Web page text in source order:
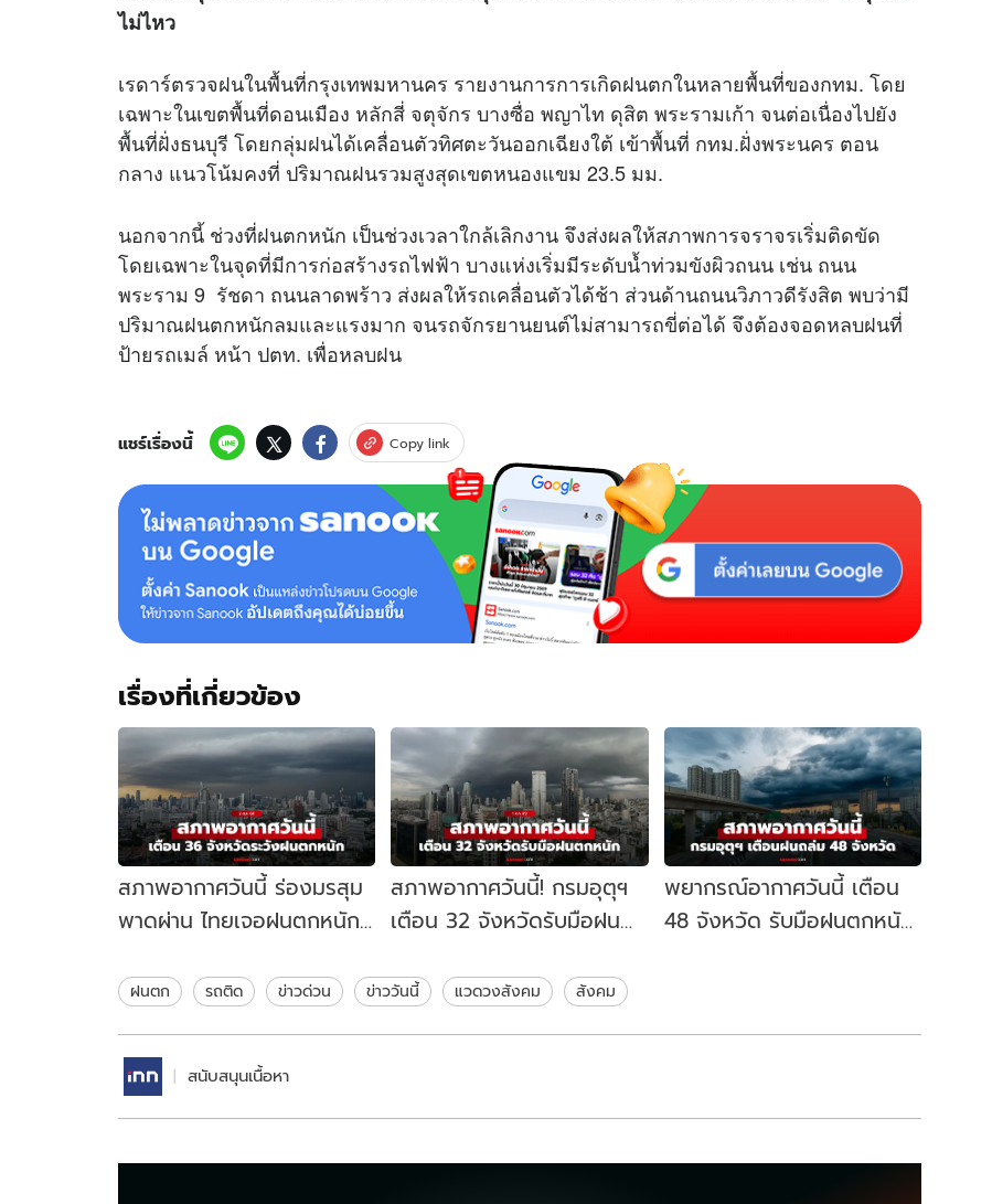
ไม่ไหว
เรดาร์ตรวจฝนในพื้นที่กรุงเทพมหานคร รายงานการการเกิดฝนตกในหลายพื้นที่ของกทม. โดย
เฉพาะในเขตพื้นที่ดอนเมือง หลักสี่ จตุจักร บางซื่อ พญาไท ดุสิต พระรามเก้า จนต่อเนื่องไปยัง
พื้นที่ฝั่งธนบุรี โดยกลุ่มฝนได้เคลื่อนตัวทิศตะวันออกเฉียงใต้ เข้าพื้นที่ กทม.ฝั่งพระนคร ตอน
กลาง แนวโน้มคงที่ ปริมาณฝนรวมสูงสุดเขตหนองแขม 23.5 มม.
นอกจากนี้ ช่วงที่ฝนตกหนัก เป็นช่วงเวลาใกล้เลิกงาน จึงส่งผลให้สภาพการจราจรเริ่มติดขัด
โดยเฉพาะในจุดที่มีการก่อสร้างรถไฟฟ้า บางแห่งเริ่มมีระดับน้ำท่วมขังผิวถนน เช่น ถนน
พระราม 9 รัชดา ถนนลาดพร้าว ส่งผลให้รถเคลื่อนตัวได้ช้า ส่วนด้านถนนวิภาวดีรังสิต พบว่ามี
ปริมาณฝนตกหนักลมและแรงมาก จนรถจักรยานยนต์ไม่สามารถขี่ต่อได้ จึงต้องจอดหลบฝนที่
ป้ายรถเมล์ หน้า ปตท. เพื่อหลบฝน
แชร์เรื่องนี้ Copy link
เรื่องที่เกี่ยวข้อง
สภาพอากาศวันนี้ ร่องมรสุม
พาดผ่าน ไทยเจอฝนตกหนัก
สภาพอากาศวันนี้! กรมอุตุฯ
เตือน 32 จังหวัดรับมือฝน
พยากรณ์อากาศวันนี้ เตือน
48 จังหวัด รับมือฝนตกหนัก
ฝนตก รถติด ข่าวด่วน ข่าววันนี้ แวดวงสังคม สังคม
สนับสนุนเนื้อหา